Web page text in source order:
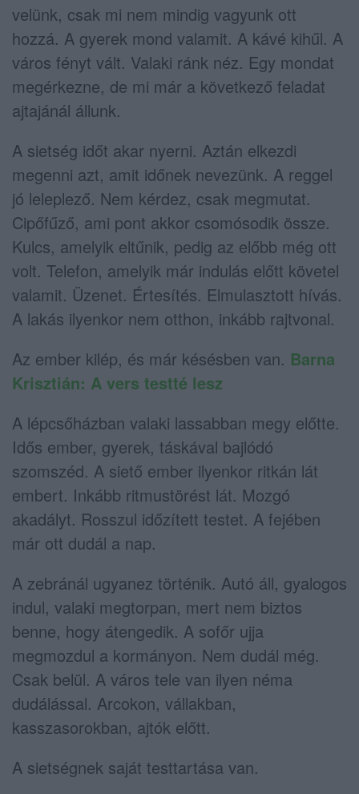
velünk, csak mi nem mindig vagyunk ott
hozzá. A gyerek mond valamit. A kávé kihűl. A
város fényt vált. Valaki ránk néz. Egy mondat
megérkezne, de mi már a következő feladat
ajtajánál állunk.
A sietség időt akar nyerni. Aztán elkezdi
megenni azt, amit időnek nevezünk. A reggel
jó leleplező. Nem kérdez, csak megmutat.
Cipőfűző, ami pont akkor csomósodik össze.
Kulcs, amelyik eltűnik, pedig az előbb még ott
volt. Telefon, amelyik már indulás előtt követel
valamit. Üzenet. Értesítés. Elmulasztott hívás.
A lakás ilyenkor nem otthon, inkább rajtvonal.
Az ember kilép, és már késésben van. Barna
Krisztián: A vers testté lesz
A lépcsőházban valaki lassabban megy előtte.
Idős ember, gyerek, táskával bajlódó
szomszéd. A siető ember ilyenkor ritkán lát
embert. Inkább ritmustörést lát. Mozgó
akadályt. Rosszul időzített testet. A fejében
már ott dudál a nap.
A zebránál ugyanez történik. Autó áll, gyalogos
indul, valaki megtorpan, mert nem biztos
benne, hogy átengedik. A sofőr ujja
megmozdul a kormányon. Nem dudál még.
Csak belül. A város tele van ilyen néma
dudálással. Arcokon, vállakban,
kasszasorokban, ajtók előtt.
A sietségnek saját testtartása van.